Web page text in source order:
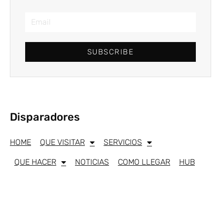
SUBSCRIBE
Disparadores
HOME QUE VISITAR SERVICIOS
QUE HACER NOTICIAS COMO LLEGAR HUB